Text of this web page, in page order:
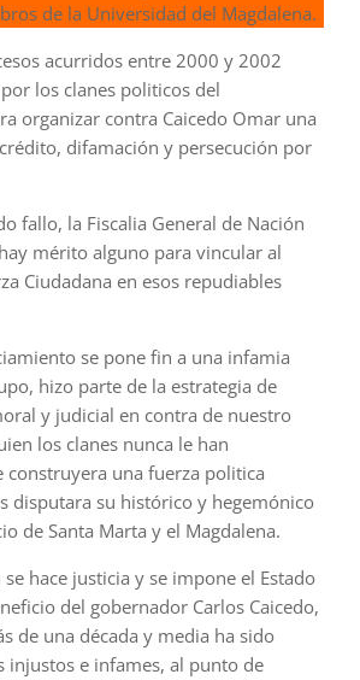
de la Universidad del Magdalena.
acurridos entre 2000 y 2002
los clanes politicos del
organizar contra Caicedo Omar una
difamación y persecución por
fallo, la Fiscalia General de Nación
mérito alguno para vincular al
Ciudadana en esos repudiables
se pone fin a una infamia
hizo parte de la estrategia de
y judicial en contra de nuestro
los clanes nunca le han
construyera una fuerza politica
disputara su histórico y hegemónico
de Santa Marta y el Magdalena.
se hace justicia y se impone el Estado
del gobernador Carlos Caicedo,
de una década y media ha sido
injustos e infames, al punto de